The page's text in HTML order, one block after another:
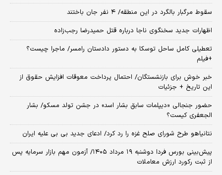
سقوط مرگبار بالگرد در این منطقه/ ۴ نفر جان باختند
اظهارات جدید سخنگوی ناجا درباره قتل حمیدرضا رجب‌زاده
تعطیلی کامل ساحل توسکا به دستور دادستان رامسر/ ماجرا چیست؟
+فیلم
خبر خوش برای بازنشستگان/ احتمال پرداخت معوقات افزایش حقوق از
این تاریخ + جزئیات
حضور جنجالی «دیپلمات سابق بشار اسد» در جشن تولد مسکو/ بشار
الجعفری کیست؟
نتانیاهو طرح شورای صلح غزه را رد کرد/ ادعای جدید بی بی علیه ایران
​پیش‌بینی بورس فردا دوشنبه ۱۹ مرداد ۱۴۰۵/ آزمون مهم بازار سرمایه پس
از ثبت رکورد ارزش معاملات